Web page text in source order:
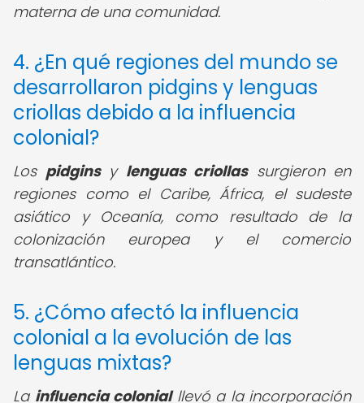
materna de una comunidad.
4. ¿En qué regiones del mundo se
desarrollaron pidgins y lenguas
criollas debido a la influencia
colonial?
Los pidginsy lenguas criollassurgieron en
regiones como el Caribe, África, el sudeste
asiático y Oceanía, como resultado de la
colonización europea y el comercio
transatlántico.
5. ¿Cómo afectó la influencia
colonial a la evolución de las
lenguas mixtas?
La influencia colonialllevó a la incorporación